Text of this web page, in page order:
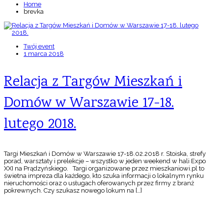
Home
brevka
Twój event
1 marca 2018
Relacja z Targów Mieszkań i
Domów w Warszawie 17-18.
lutego 2018.
Targi Mieszkań i Domów w Warszawie 17-18.02.2018 r. Stoiska, strefy
porad, warsztaty i prelekcje – wszystko w jeden weekend w hali Expo
XXI na Prądzyńskiego. Targi organizowane przez mieszkaniowi.pl to
świetna impreza dla każdego, kto szuka informacji o lokalnym rynku
nieruchomości oraz o usługach oferowanych przez firmy z branż
pokrewnych. Czy szukasz nowego lokum na […]